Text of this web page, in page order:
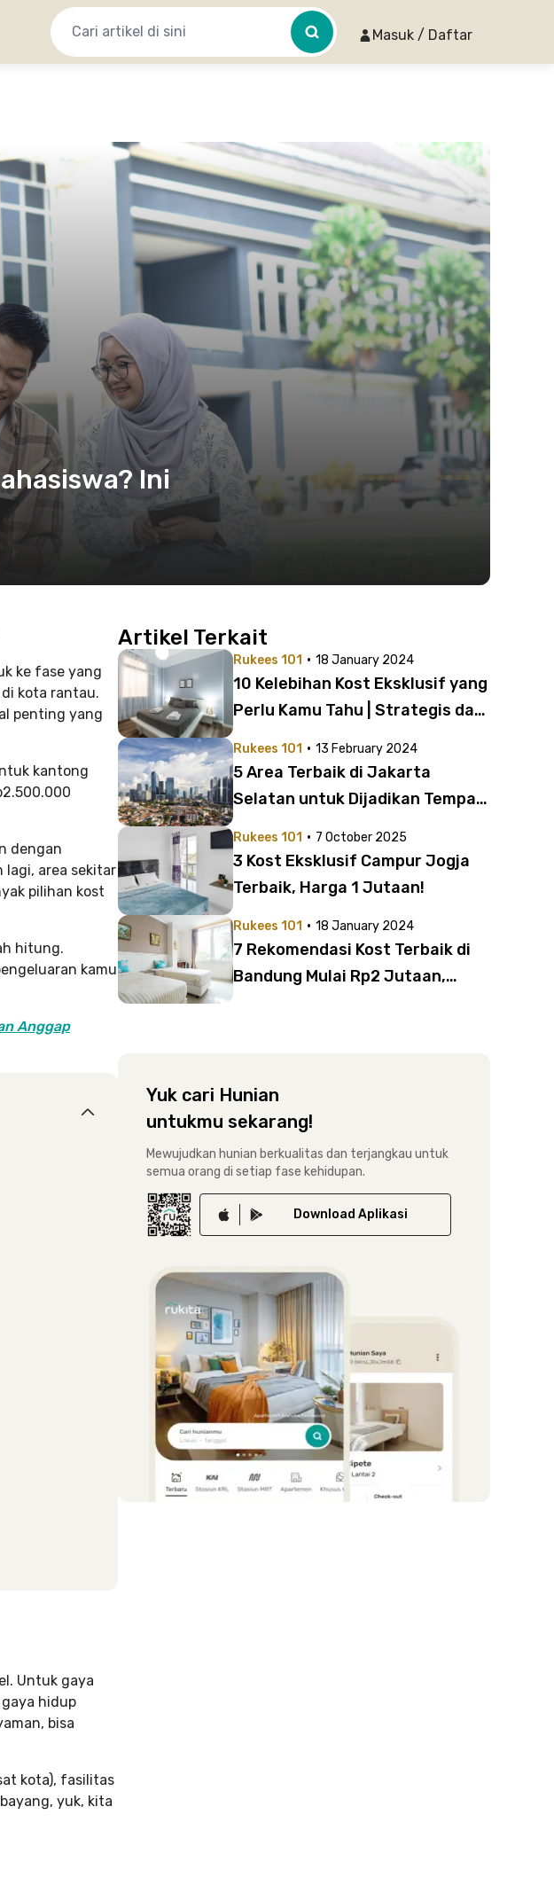
Masuk / Daftar
Ini
ke fase yang
di kota rantau.
penting yang
kantong
dengan
lagi, area sekitar
pilihan kost
hitung.
kamu
Anggap
Untuk gaya
hidup
bisa
kota), fasilitas
yuk, kita
Artikel Terkait
Rukees 101 · 18 January 2024
10 Kelebihan Kost Eksklusif yang
Perlu Kamu Tahu | Strategis dan
Rukees 101 · 13 February 2024
5 Area Terbaik di Jakarta
Selatan untuk Dijadikan Tempat
Rukees 101 · 7 October 2025
3 Kost Eksklusif Campur Jogja
Terbaik, Harga 1 Jutaan!
Rukees 101 · 18 January 2024
7 Rekomendasi Kost Terbaik di
Bandung Mulai Rp2 Jutaan,
Yuk cari Hunian
untukmu sekarang!
Mewujudkan hunian berkualitas dan terjangkau untuk
semua orang di setiap fase kehidupan.
Download Aplikasi